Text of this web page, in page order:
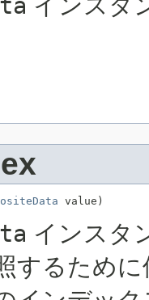
インスタ
value)
インスタ
するため